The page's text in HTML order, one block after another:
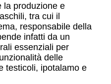
la produzione e
tra cui il
responsabile della
infatti da un
essenziali per
delle
testicoli, ipotalamo e